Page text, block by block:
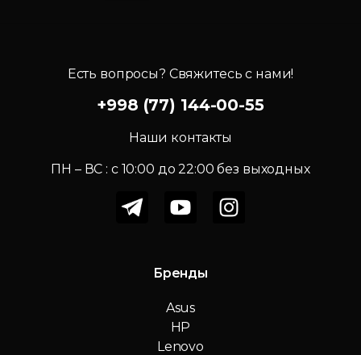
Есть вопросы? Свяжитесь с нами!
+998 (77) 144-00-55
Наши контакты
ПН – ВС : c 10:00 до 22:00 без выходных
Бренды
Asus
HP
Lenovo